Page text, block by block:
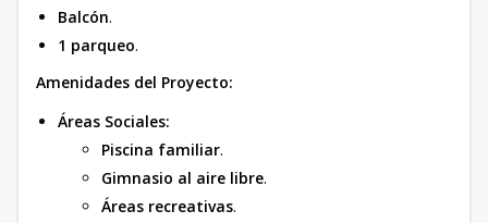
Balcón.
1 parqueo.
Amenidades del Proyecto:
Áreas Sociales:
Piscina familiar.
Gimnasio al aire libre.
Áreas recreativas.